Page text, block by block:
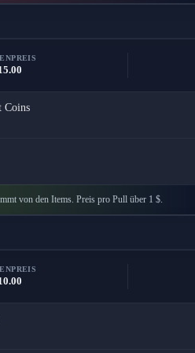
Coins
von den Items. Preis pro Pull über 1 $.